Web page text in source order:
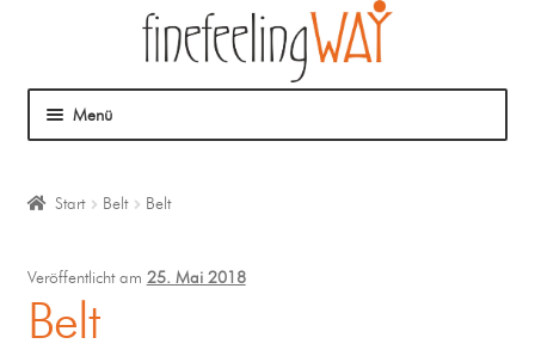
Menü
Coaching
Start Belt Belt
Veröffentlicht am 25. Mai 2018
Belt